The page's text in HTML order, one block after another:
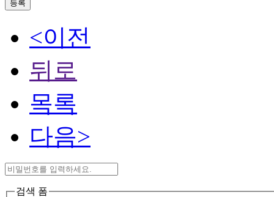
등록
<이전
뒤로
목록
다음>
검색 폼